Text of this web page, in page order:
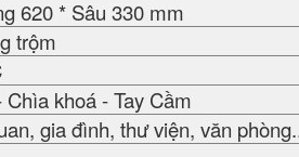
620 * Sâu 330 mm
trộm
khoá - Tay Cầm
gia đình, thư viện, văn